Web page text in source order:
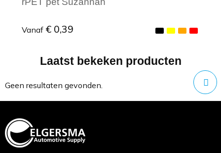
Vanaf € 0,39
Minimale afname: 1
Laatst bekeken producten
Geen resultaten gevonden.